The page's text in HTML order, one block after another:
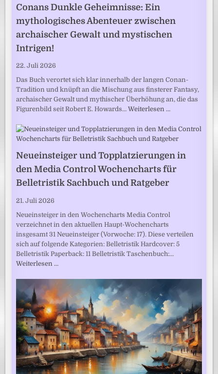
Conans Dunkle Geheimnisse: Ein
mythologisches Abenteuer zwischen
archaischer Gewalt und mystischen
Intrigen!
22. Juli 2026
Das Buch verortet sich klar innerhalb der langen Conan-
Tradition und knüpft an die Mischung aus finsterer Fantasy,
archaischer Gewalt und mythischer Überhöhung an, die das
Figurenbild seit Robert E. Howards…Weiterlesen …
Neueinsteiger und Topplatzierungen in
den Media Control Wochencharts für
Belletristik Sachbuch und Ratgeber
21. Juli 2026
Neueinsteiger in den Wochencharts Media Control
verzeichnet in den aktuellen Haupt-Wochencharts
insgesamt 31 Neueinsteiger (Vorwoche: 17). Diese verteilen
sich auf folgende Kategorien: Belletristik Hardcover: 5
Belletristik Paperback: 11 Belletristik Taschenbuch:…
Weiterlesen …